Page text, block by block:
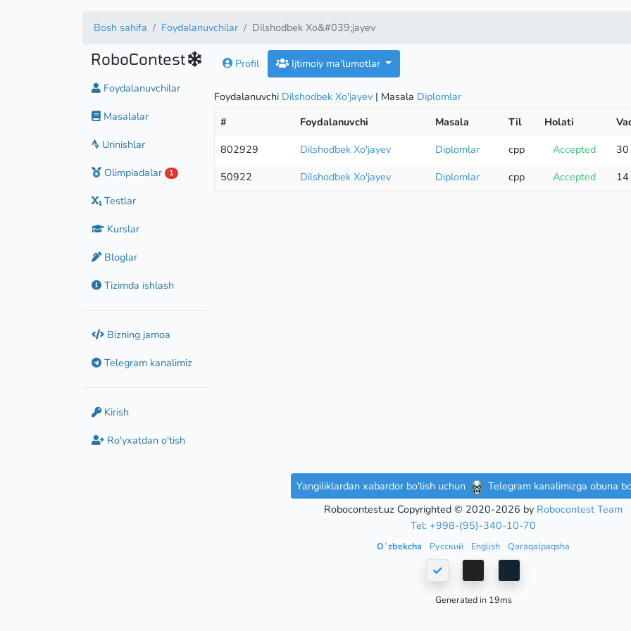
Bosh sahifa Foydalanuvchilar Dilshodbek Xo&#039;jayev
RoboContest
Foydalanuvchilar
Masalalar
Urinishlar
Olimpiadalar
1
Testlar
Kurslar
Bloglar
Tizimda ishlash
Bizning jamoa
Telegram kanalimiz
Kirish
Ro'yxatdan o'tish
Profil Ijtimoiy ma'lumotlar
Foydalanuvchi Dilshodbek Xo'jayev| Masala Diplomlar
#
Foydalanuvchi Masala Til Holati
802929
Dilshodbek Xo'jayev Diplomlar cpp Accepted
30
50922
Dilshodbek Xo'jayev Diplomlar cpp Accepted 14
Yangiliklardan xabardor bo'lish uchun
Telegram kanalimizga obuna
Robocontest.uz Copyrighted © 2020-2026 by Robocontest Team
Tel: +998-(95)-340-10-70
Oʻzbekcha Русский English Qaraqalpaqsha
Generated in 19ms